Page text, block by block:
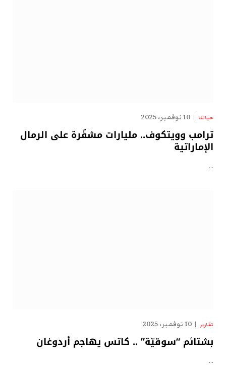
حياتنا 10 نوفمبر، 2025
ترامب وويتكوف.. مليارات مشفّرة على الرمال
الإماراتية
…
تقارير 10 نوفمبر، 2025
بشتائم “سوقيّة” .. كاتس يهاجم أردوغان
…